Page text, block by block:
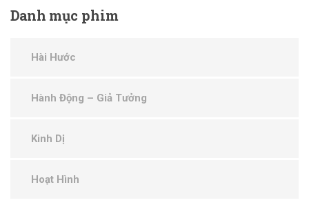
Danhmục phim
Hài Hước
Hành Động – Giả Tưởng
Kinh Dị
Hoạt Hình